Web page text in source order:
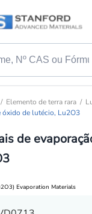
Elemento de terra rara
óxido de lutécio, Lu2O3
de